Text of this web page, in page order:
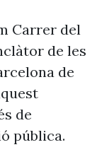
Carrer del
de les
de
de
pública.